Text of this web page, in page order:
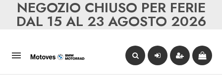
NEGOZIO CHIUSO PER FERIE
DAL 15 AL 23 AGOSTO 2026
